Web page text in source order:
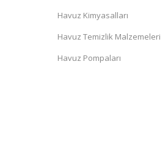
Havuz Kimyasalları
Havuz Temizlik Malzemeleri
Havuz Pompaları